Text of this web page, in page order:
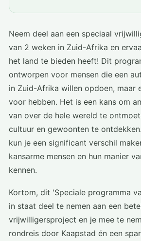
Neem deel aan een speciaal
van 2 weken in Zuid-Afrika en
het land te bieden heeft! Dit
ontworpen voor mensen die een
in Zuid-Afrika willen opdoen, maar
voor hebben. Het is een kans om
van over de hele wereld te
cultuur en gewoonten te
kun je een significant verschil
kansarme mensen en hun manier
kennen.
Kortom, dit 'Speciale programma
in staat deel te nemen aan een
vrijwilligersproject en je mee te
rondreis door Kaapstad én een